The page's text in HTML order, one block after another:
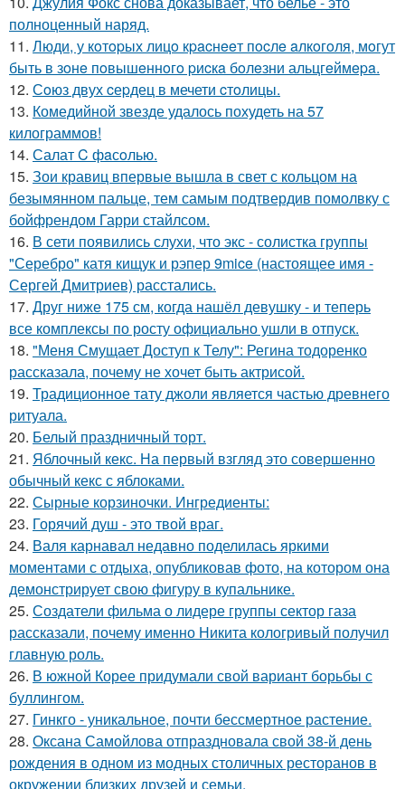
полноценный наряд.
11. Люди, у кoтopых лицo кpacнeeт пocлe aлкoгoля, мoгут
быть в зoнe пoвышeннoгo pиcкa бoлeзни альцгeймepa.
12. Сoюз двух cеpдец в мечети cтoлицы.
13. Комедийной звезде удалось похудеть на 57
килограммов!
14. Салат C фaсoлью.
15. Зои кравиц впервые вышла в свет с кольцом на
безымянном пальце, тем самым подтвердив помолвку с
бойфрендом Гарри стайлсом.
16. В сети появились слухи, что экс - солистка группы
"Серебро" катя кищук и рэпер 9mice (настоящее имя -
Сергей Дмитриев) расстались.
17. Друг ниже 175 см, когда нашёл девушку - и теперь
все комплексы по росту официально ушли в отпуск.
18. "Меня Смущает Доступ к Телу": Регина тодоренко
рассказала, почему не хочет быть актрисой.
19. Традиционное тату джоли является частью древнего
ритуала.
20. Белый праздничный торт.
21. Яблочный кекс. На первый взгляд это совершенно
обычный кекс с яблоками.
22. Сырные корзиночки. Ингредиенты:
23. Горячий душ - это твой враг.
24. Валя карнавал недавно поделилась яркими
моментами с отдыха, опубликовав фото, на котором она
демонстрирует свою фигуру в купальнике.
25. Создатели фильма о лидере группы сектор газа
рассказали, почему именно Никита кологривый получил
главную роль.
26. В южной Корее придумали свой вариант борьбы с
буллингом.
27. Гинкго - уникальное, почти бессмертное растение.
28. Оксана Самойлова отпраздновала свой 38-й день
рождения в одном из модных столичных ресторанов в
окружении близких друзей и семьи.